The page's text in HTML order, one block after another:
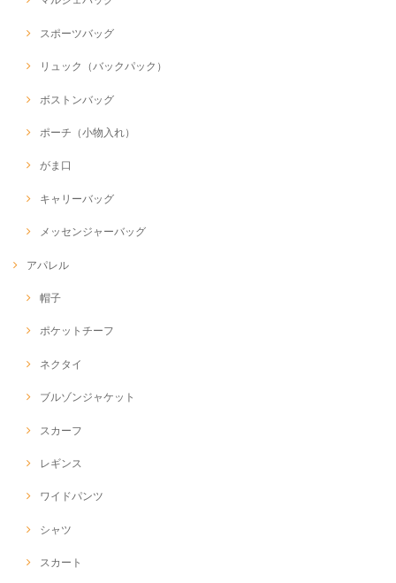
スポーツバッグ
リュック（バックパック）
ボストンバッグ
ポーチ（小物入れ）
がま口
キャリーバッグ
メッセンジャーバッグ
アパレル
帽子
ポケットチーフ
ネクタイ
ブルゾンジャケット
スカーフ
レギンス
ワイドパンツ
シャツ
スカート